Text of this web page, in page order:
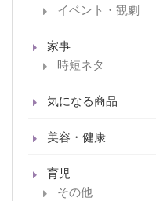
イベント・観劇
家事
時短ネタ
気になる商品
美容・健康
育児
その他